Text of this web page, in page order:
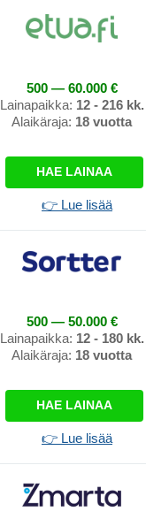
500 — 60.000 €
Lainapaikka: 12 - 216 kk.
Alaikäraja: 18 vuotta
HAE LAINAA
👉 Lue lisää
500 — 50.000 €
Lainapaikka: 12 - 180 kk.
Alaikäraja: 18 vuotta
HAE LAINAA
👉 Lue lisää